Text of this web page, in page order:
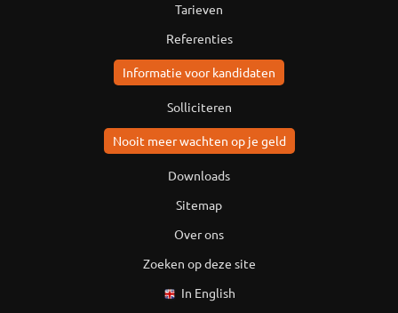
Tarieven
Referenties
Informatie voor kandidaten
Solliciteren
Nooit meer wachten op je geld
Downloads
Sitemap
Over ons
Zoeken op deze site
In English